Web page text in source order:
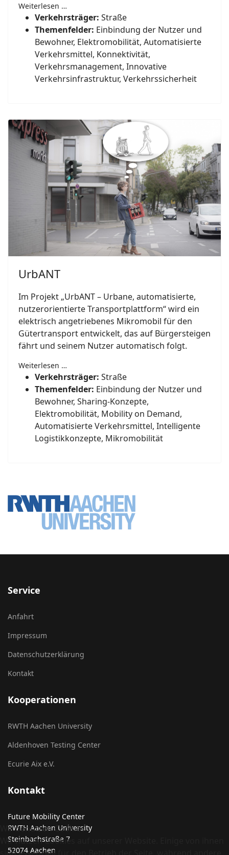
Weiterlesen …
Verkehrsträger: Straße
Themenfelder: Einbindung der Nutzer und
Bewohner, Elektromobilität, Automatisierte
Verkehrsmittel, Konnektivität,
Verkehrsmanagement, Innovative
Verkehrsinfrastruktur, Verkehrssicherheit
UrbANT
Im Projekt „UrbANT – Urbane, automatisierte,
nutzerorientierte Transportplattform“ wird ein
elektrisch angetriebenes Mikromobil für den
Gütertransport entwickelt, das auf Bürgersteigen
fährt und seinem Nutzer automatisch folgt.
Weiterlesen …
Verkehrsträger: Straße
Themenfelder: Einbindung der Nutzer und
Bewohner, Sharing-Konzepte,
Elektromobilität, Mobility on Demand,
Automatisierte Verkehrsmittel, Intelligente
Logistikkonzepte, Mikromobilität
Service
Anfahrt
Impressum
Datenschutzerklärung
Kontakt
Kooperationen
RWTH Aachen University
Aldenhoven Testing Center
Ecurie Aix e.V.
Kontakt
Future Mobility Center
RWTH Aachen University
Steinbachstraße 7
52074 Aachen
Wir benutzen Cookies
Wir nutzen Cookies auf unserer Website. Einige von ihnen